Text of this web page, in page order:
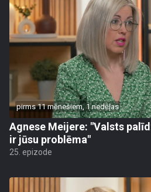
pirms 11 mēnešiem, 1 nedēļas
Agnese Meijere: "Valsts
ir jūsu problēma"
25. epizode